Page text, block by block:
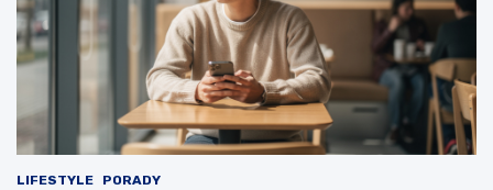
LIFESTYLE PORADY